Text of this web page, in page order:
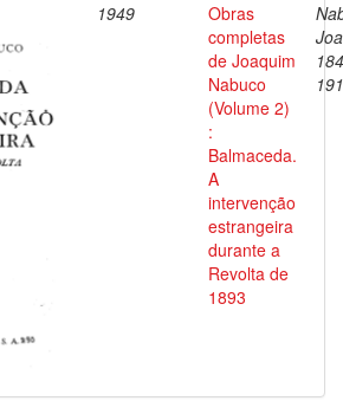
1949
Obras
completas
de Joaquim
Nabuco
(Volume 2)
:
Balmaceda.
A
intervenção
estrangeira
durante a
Revolta de
1893